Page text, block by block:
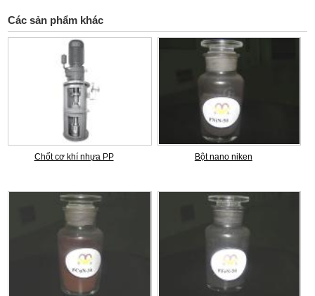
Các sản phẩm khác
Chốt cơ khí nhựa PP Bột nano niken